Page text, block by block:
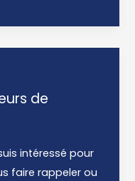
de
intéressé pour
faire rappeler ou